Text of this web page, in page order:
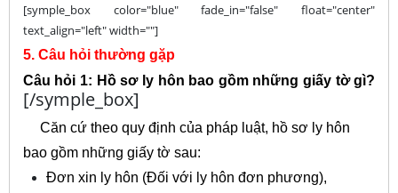
[symple_box color="blue" fade_in="false" float="center"
text_align="left" width=""]
5. Câu hỏi thường gặp
Câu hỏi 1: Hồ sơ ly hôn bao gồm những giấy tờ gì?
[/symple_box]
Căn cứ theo quy định của pháp luật, hồ sơ ly hôn
bao gồm những giấy tờ sau:
Đơn xin ly hôn (Đối với ly hôn đơn phương),